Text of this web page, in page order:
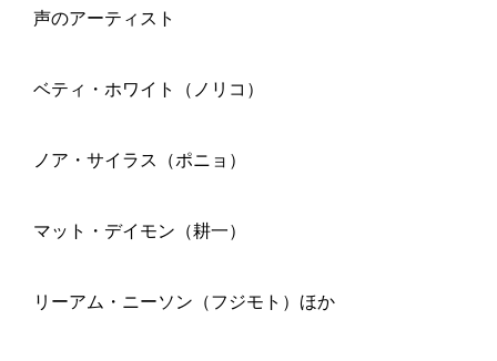
声のアーティスト
ベティ・ホワイト（ノリコ）
ノア・サイラス（ポニョ）
マット・デイモン（耕一）
リーアム・ニーソン（フジモト）ほか